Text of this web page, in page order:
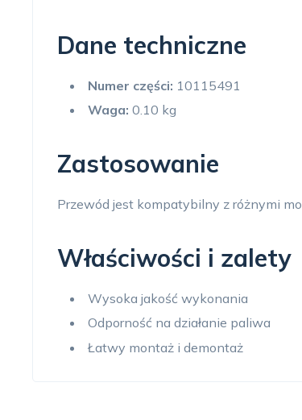
Dane techniczne
Numer części: 10115491
Waga: 0.10 kg
Zastosowanie
Przewód jest kompatybilny z różnymi
Właściwości i zalety
Wysoka jakość wykonania
Odporność na działanie paliwa
Łatwy montaż i demontaż